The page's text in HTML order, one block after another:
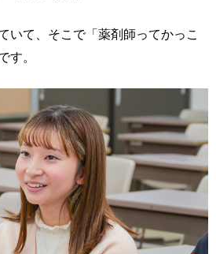
いて、そこで「薬剤師ってかっこ
す。